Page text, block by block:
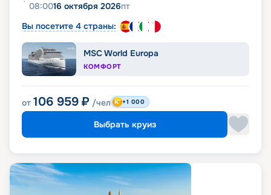
08:0016 октября 2026пт
Вы посетите 4 страны:
MSC World Europa
КОМФОРТ
от 106 959 ₽ /чел +1 000
Выбрать круиз